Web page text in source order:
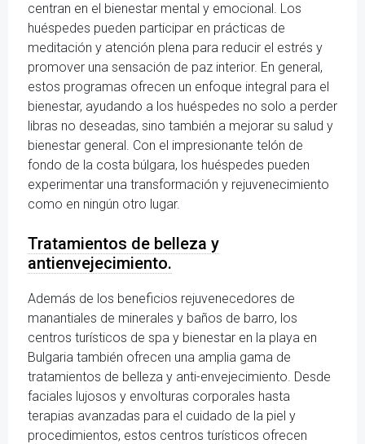
centran en el bienestar mental y emocional. Los
huéspedes pueden participar en prácticas de
meditación y atención plena para reducir el estrés y
promover una sensación de paz interior. En general,
estos programas ofrecen un enfoque integral para el
bienestar, ayudando a los huéspedes no solo a perder
libras no deseadas, sino también a mejorar su salud y
bienestar general. Con el impresionante telón de
fondo de la costa búlgara, los huéspedes pueden
experimentar una transformación y rejuvenecimiento
como en ningún otro lugar.
Tratamientos de belleza y
antienvejecimiento.
Además de los beneficios rejuvenecedores de
manantiales de minerales y baños de barro, los
centros turísticos de spa y bienestar en la playa en
Bulgaria también ofrecen una amplia gama de
tratamientos de belleza y anti-envejecimiento. Desde
faciales lujosos y envolturas corporales hasta
terapias avanzadas para el cuidado de la piel y
procedimientos, estos centros turísticos ofrecen